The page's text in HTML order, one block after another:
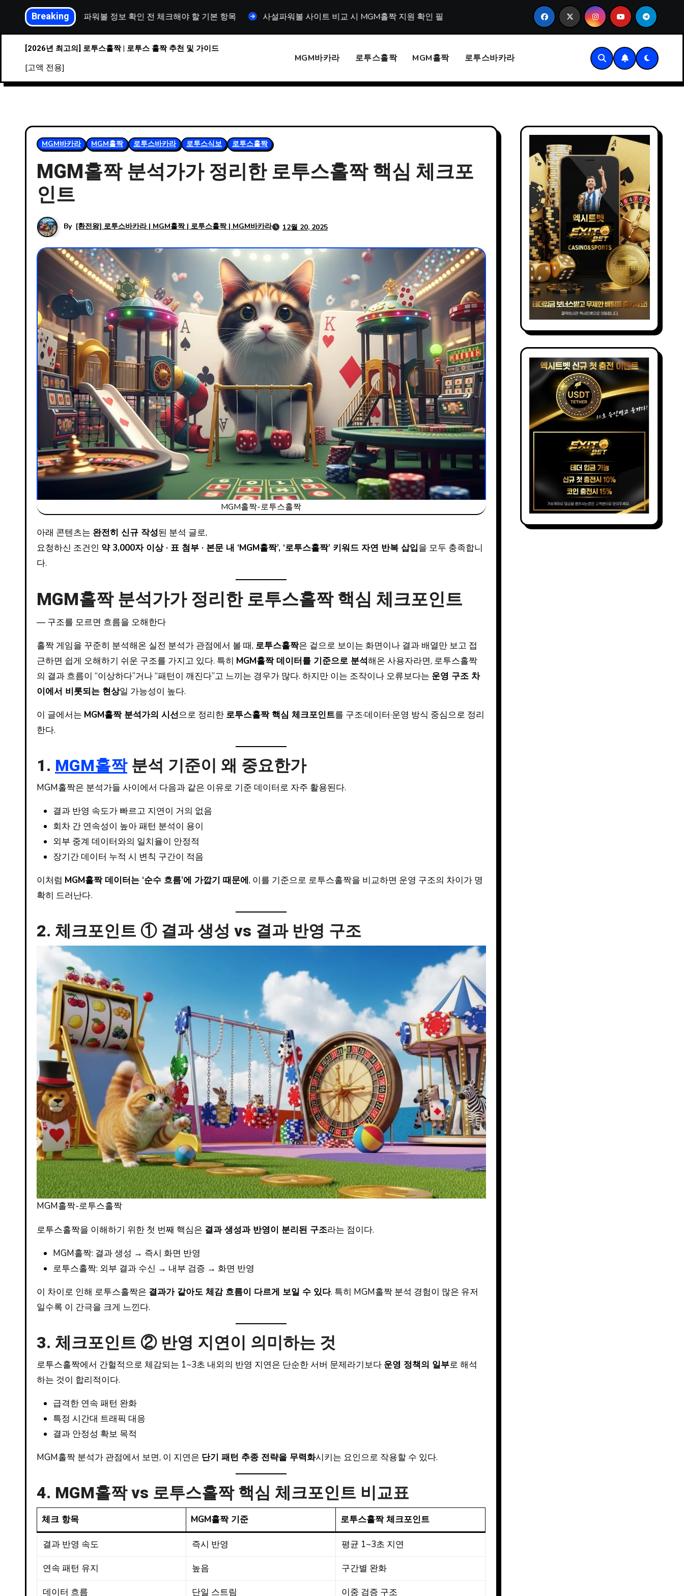
content
Breaking
사설파워볼 정보 확인 전 체크해야 할 기본 항목 사설파워볼 사이트 비교 시 MGM홀짝 지원 확인 필수인 이유 USDT 테더 전송 수수료 절약 방법 및 E스포츠배팅 가이드
[2026년 최고의] 로투스홀짝 | 로투스 홀짝 추천 및 가이드
[고액 전용]
MGM바카라 로투스홀짝 MGM홀짝 로투스바카라
MGM바카라 MGM홀짝 로투스바카라 로투스식보 로투스홀짝
MGM홀짝 분석가가 정리한 로투스홀짝 핵심 체크포
인트
By [환전왕] 로투스바카라 | MGM홀짝 | 로투스홀짝 | MGM바카라 12월 20, 2025
MGM홀짝-로투스홀짝
아래 콘텐츠는 완전히 신규 작성된 분석 글로,
요청하신 조건인 약 3,000자 이상 · 표 첨부 · 본문 내 ‘MGM홀짝’, ‘로투스홀짝’ 키워드 자연 반복 삽입을 모두 충족합니
다.
MGM홀짝 분석가가 정리한 로투스홀짝 핵심 체크포인트
— 구조를 모르면 흐름을 오해한다
홀짝 게임을 꾸준히 분석해온 실전 분석가 관점에서 볼 때, 로투스홀짝은 겉으로 보이는 화면이나 결과 배열만 보고 접
근하면 쉽게 오해하기 쉬운 구조를 가지고 있다. 특히 MGM홀짝 데이터를 기준으로 분석해온 사용자라면, 로투스홀짝
의 결과 흐름이 “이상하다”거나 “패턴이 깨진다”고 느끼는 경우가 많다. 하지만 이는 조작이나 오류보다는 운영 구조 차
이에서 비롯되는 현상일 가능성이 높다.
이 글에서는 MGM홀짝 분석가의 시선으로 정리한 로투스홀짝 핵심 체크포인트를 구조·데이터·운영 방식 중심으로 정리
한다.
1. MGM홀짝분석 기준이 왜 중요한가
MGM홀짝은 분석가들 사이에서 다음과 같은 이유로 기준 데이터로 자주 활용된다.
결과 반영 속도가 빠르고 지연이 거의 없음
회차 간 연속성이 높아 패턴 분석이 용이
외부 중계 데이터와의 일치율이 안정적
장기간 데이터 누적 시 변칙 구간이 적음
이처럼 MGM홀짝 데이터는 ‘순수 흐름’에 가깝기 때문에, 이를 기준으로 로투스홀짝을 비교하면 운영 구조의 차이가 명
확히 드러난다.
2. 체크포인트 ① 결과 생성 vs 결과 반영 구조
MGM홀짝-로투스홀짝
로투스홀짝을 이해하기 위한 첫 번째 핵심은 결과 생성과 반영이 분리된 구조라는 점이다.
MGM홀짝: 결과 생성 → 즉시 화면 반영
로투스홀짝: 외부 결과 수신 → 내부 검증 → 화면 반영
이 차이로 인해 로투스홀짝은 결과가 같아도 체감 흐름이 다르게 보일 수 있다. 특히 MGM홀짝 분석 경험이 많은 유저
일수록 이 간극을 크게 느낀다.
3. 체크포인트 ② 반영 지연이 의미하는 것
로투스홀짝에서 간헐적으로 체감되는 1~3초 내외의 반영 지연은 단순한 서버 문제라기보다 운영 정책의 일부로 해석
하는 것이 합리적이다.
급격한 연속 패턴 완화
특정 시간대 트래픽 대응
결과 안정성 확보 목적
MGM홀짝 분석가 관점에서 보면, 이 지연은 단기 패턴 추종 전략을 무력화시키는 요인으로 작용할 수 있다.
4. MGM홀짝 vs 로투스홀짝 핵심 체크포인트 비교표
체크 항목 MGM홀짝 기준 로투스홀짝 체크포인트
결과 반영 속도 즉시 반영 평균 1~3초 지연
연속 패턴 유지 높음 구간별 완화
데이터 흐름 단일 스트림 이중 검증 구조